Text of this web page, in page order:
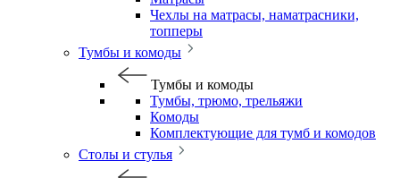
Чехлы на матрасы, наматрасники,
топперы
Тумбы и комоды
Тумбы и комоды
Тумбы, трюмо, трельяжи
Комоды
Комплектующие для тумб и комодов
Столы и стулья